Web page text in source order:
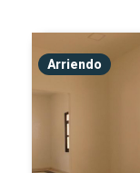
Arriendo